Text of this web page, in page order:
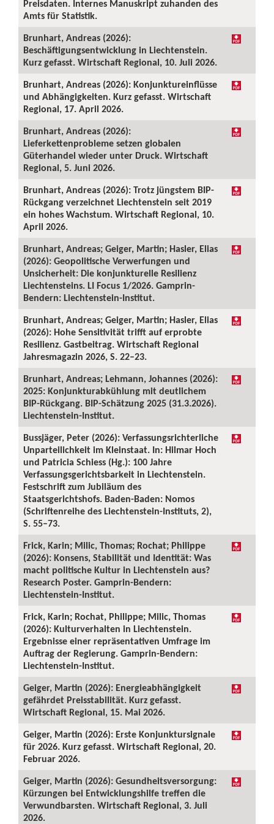
Preisdaten. Internes Manuskript zuhanden des
Amts für Statistik.
Brunhart, Andreas (2026):
Beschäftigungsentwicklung in Liechtenstein.
Kurz gefasst. Wirtschaft Regional, 10. Juli 2026.
Brunhart, Andreas (2026): Konjunktureinflüsse
und Abhängigkeiten. Kurz gefasst. Wirtschaft
Regional, 17. April 2026.
Brunhart, Andreas (2026):
Lieferkettenprobleme setzen globalen
Güterhandel wieder unter Druck. Wirtschaft
Regional, 5. Juni 2026.
Brunhart, Andreas (2026): Trotz jüngstem BIP-
Rückgang verzeichnet Liechtenstein seit 2019
ein hohes Wachstum. Wirtschaft Regional, 10.
April 2026.
Brunhart, Andreas; Geiger, Martin; Hasler, Elias
(2026): Geopolitische Verwerfungen und
Unsicherheit: Die konjunkturelle Resilienz
Liechtensteins. LI Focus 1/2026. Gamprin-
Bendern: Liechtenstein-Institut.
Brunhart, Andreas; Geiger, Martin; Hasler, Elias
(2026): Hohe Sensitivität trifft auf erprobte
Resilienz. Gastbeitrag. Wirtschaft Regional
Jahresmagazin 2026, S. 22–23.
Brunhart, Andreas; Lehmann, Johannes (2026):
2025: Konjunkturabkühlung mit deutlichem
BIP-Rückgang. BIP-Schätzung 2025 (31.3.2026).
Liechtenstein-Institut.
Bussjäger, Peter (2026): Verfassungsrichterliche
Unparteilichkeit im Kleinstaat. In: Hilmar Hoch
und Patricia Schiess (Hg.): 100 Jahre
Verfassungsgerichtsbarkeit in Liechtenstein.
Festschrift zum Jubiläum des
Staatsgerichtshofs. Baden-Baden: Nomos
(Schriftenreihe des Liechtenstein-Instituts, 2),
S. 55–73.
Frick, Karin; Milic, Thomas; Rochat; Philippe
(2026): Konsens, Stabilität und Identität: Was
macht politische Kultur in Liechtenstein aus?
Research Poster. Gamprin-Bendern:
Liechtenstein-Institut.
Frick, Karin; Rochat, Philippe; Milic, Thomas
(2026): Kulturverhalten in Liechtenstein.
Ergebnisse einer repräsentativen Umfrage im
Auftrag der Regierung. Gamprin-Bendern:
Liechtenstein-Institut.
Geiger, Martin (2026): Energieabhängigkeit
gefährdet Preisstabilität. Kurz gefasst.
Wirtschaft Regional, 15. Mai 2026.
Geiger, Martin (2026): Erste Konjunktursignale
für 2026. Kurz gefasst. Wirtschaft Regional, 20.
Februar 2026.
Geiger, Martin (2026): Gesundheitsversorgung:
Kürzungen bei Entwicklungshilfe treffen die
Verwundbarsten. Wirtschaft Regional, 3. Juli
2026.